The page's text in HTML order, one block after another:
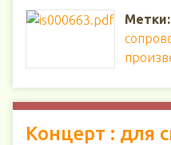
Метки:
Концерт : для